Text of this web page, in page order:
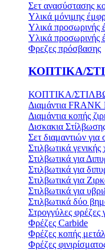
Σετ ανασύστασης
Υλικά μόνιμης
Υλικά προσωρινής
Υλικά προσωρινής
Φρεζες πρόσβασης
ΚΟΠΤΙΚΑ/
ΚΟΠΤΙΚΑ/
Διαμάντια
Διαμάντια κοπής
Δισκακια
Σετ διαμαντιών για
Στιλβωτικά γενικής
Στιλβωτικά για
Στιλβωτικά για
Στιλβωτικά για
Στιλβωτικά για
Στιλβωτικά δύο
Στρογγύλες φρέζες
Φρέζες Carbide
Φρέζες κοπής
Φρέζες